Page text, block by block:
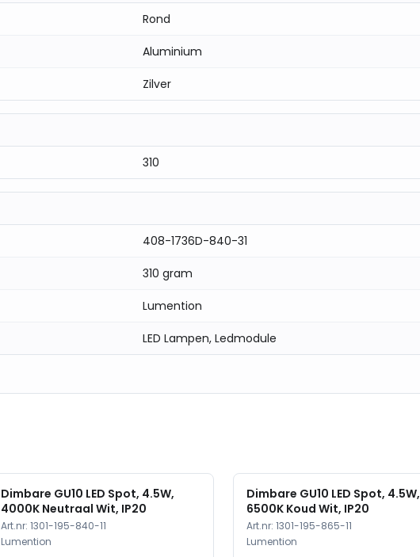
Rond
Aluminium
Zilver
310
408-1736D-840-31
310 gram
Lumention
LED Lampen, Ledmodule
Dimbare GU10 LED Spot, 4.5W,
4000K Neutraal Wit, IP20
Art.nr: 1301-195-840-11
Lumention
Dimbare GU10 LED Spot, 4.5W,
6500K Koud Wit, IP20
Art.nr: 1301-195-865-11
Lumention